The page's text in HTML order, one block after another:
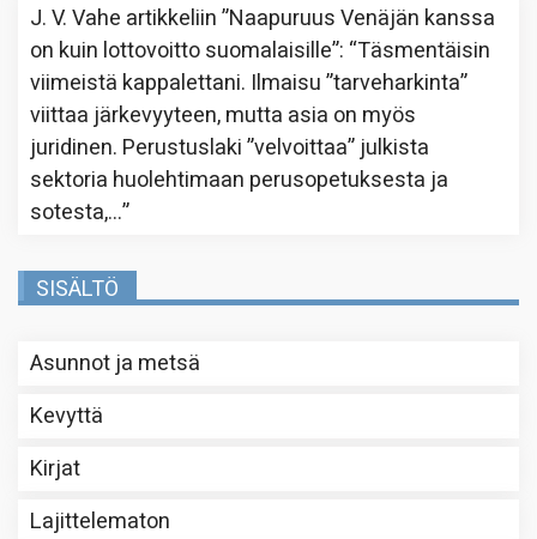
J. V. Vahe artikkeliin”Naapuruus Venäjän kanssa
on kuin lottovoitto suomalaisille”: “Täsmentäisin
viimeistä kappalettani. Ilmaisu ”tarveharkinta”
viittaa järkevyyteen, mutta asia on myös
juridinen. Perustuslaki ”velvoittaa” julkista
sektoria huolehtimaan perusopetuksesta ja
sotesta,…”
SISÄLTÖ
Asunnot ja metsä
Kevyttä
Kirjat
Lajittelematon